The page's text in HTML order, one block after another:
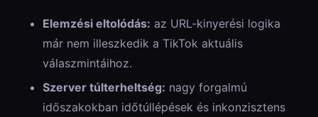
Elemzési eltolódás: az URL-kinyerési logika
már nem illeszkedik a TikTok aktuális
válaszmintáihoz.
Szerver túlterheltség: nagy forgalmú
időszakokban időtúllépések és inkonzisztens